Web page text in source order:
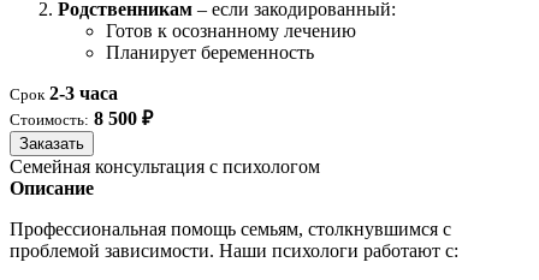
Родственникам – если закодированный:
Готов к осознанному лечению
Планирует беременность
Срок 2-3 часа
Стоимость: 8 500 ₽
Заказать
Семейная консультация с психологом
Описание
Профессиональная помощь семьям, столкнувшимся с
проблемой зависимости. Наши психологи работают с: